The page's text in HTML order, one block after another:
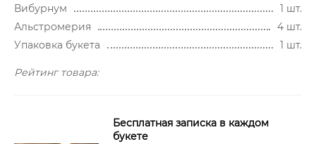
Вибурнум
1 шт.
Альстромерия
4 шт.
Упаковка букета
1 шт.
Рейтинг товара:
Бесплатная записка в каждом
букете